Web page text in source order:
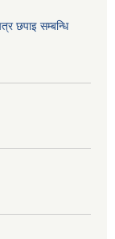
छपाइ सम्बन्धि